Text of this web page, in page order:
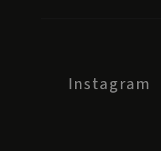
Instagram